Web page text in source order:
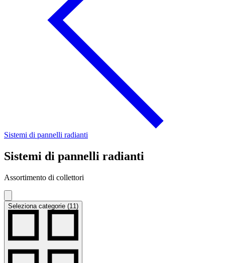
Sistemi di pannelli radianti
Sistemi di pannelli radianti
Assortimento di collettori
Seleziona categorie (11)